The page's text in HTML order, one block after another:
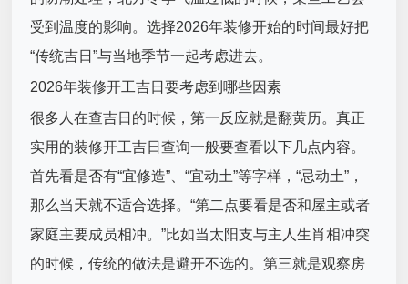
受到温度的影响。选择2026年装修开始的时间最好把
“传统吉日”与当地季节一起考虑进去。
2026年装修开工吉日要考虑到哪些因素
很多人在查吉日的时候，第一反应就是翻黄历。真正
实用的装修开工吉日查询一般要查看以下几点内容。
首先看是否有“宜修造”、“宜动土”等字样，“忌动土”，
那么当天就不适合选择。“第二点要看是否和屋主或者
家庭主要成员相冲。”比如当太阳支与主人生肖相冲突
的时候，传统的做法是避开不选的。第三就是观察房